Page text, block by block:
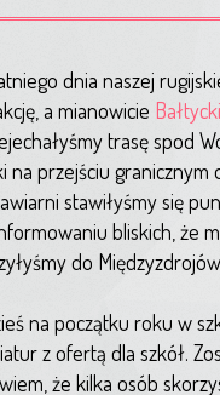
dnia naszej
a mianowicie
trasę spod
na przejściu granicznym
stawiłyśmy się
bliskich, że
do
na początku roku w
z ofertą dla szkół.
że kilka osób